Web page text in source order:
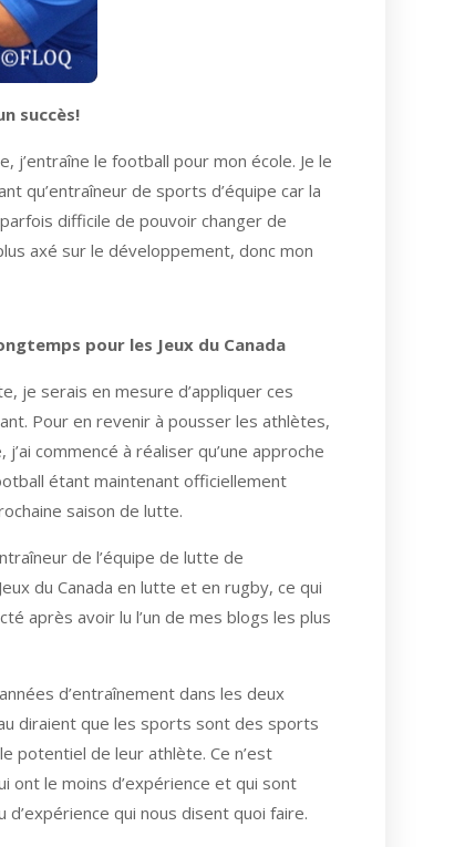
succès!
j’entraîne le football pour mon école. Je le
qu’entraîneur de sports d’équipe car la
difficile de pouvoir changer de
axé sur le développement, donc mon
pour les Jeux du Canada
je serais en mesure d’appliquer ces
Pour en revenir à pousser les athlètes,
commencé à réaliser qu’une approche
étant maintenant officiellement
saison de lutte.
de l’équipe de lutte de
du Canada en lutte et en rugby, ce qui
après avoir lu l’un de mes blogs les plus
d’entraînement dans les deux
diraient que les sports sont des sports
potentiel de leur athlète. Ce n’est
ont le moins d’expérience et qui sont
qui nous disent quoi faire.